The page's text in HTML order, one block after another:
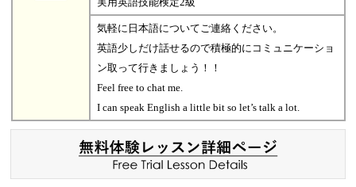
気軽に日本語についてご連絡ください。
英語少しだけ話せるので積極的にコミュニケーショ
ン取って行きましょう！！
Feel free to chat me.
I can speak English a little bit so let’s talk a lot.